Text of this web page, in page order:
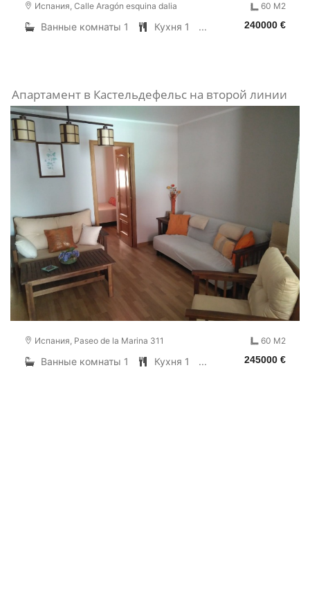
Испания, Calle Aragón esquina dalia 60 M2
Ванные комнаты 1 Кухня 1 ... 240000 €
Апартамент в Кастельдефельс на второй линии
от моря
Испания, Paseo de la Marina 311 60 M2
Ванные комнаты 1 Кухня 1 ... 245000 €